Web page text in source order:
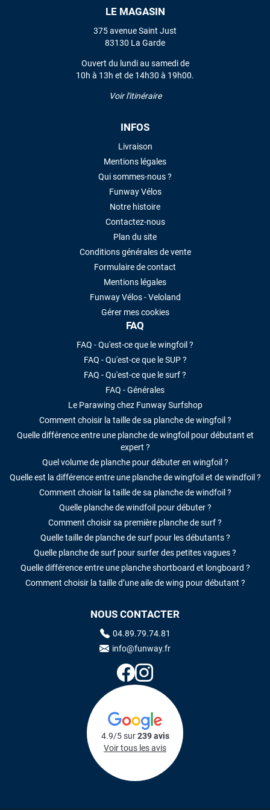
LE MAGASIN
375 avenue Saint Just
83130 La Garde
Ouvert du lundi au samedi de
10h à 13h et de 14h30 à 19h00.
Voir l'itinéraire
INFOS
Livraison
Mentions légales
Qui sommes-nous ?
Funway Vélos
Notre histoire
Contactez-nous
Plan du site
Conditions générales de vente
Formulaire de contact
Mentions légales
Funway Vélos - Veloland
Gérer mes cookies
FAQ
FAQ - Qu'est-ce que le wingfoil ?
FAQ - Qu'est-ce que le SUP ?
FAQ - Qu'est-ce que le surf ?
FAQ - Générales
Le Parawing chez Funway Surfshop
Comment choisir la taille de sa planche de wingfoil ?
Quelle différence entre une planche de wingfoil pour débutant et
expert ?
Quel volume de planche pour débuter en wingfoil ?
Quelle est la différence entre une planche de wingfoil et de windfoil ?
Comment choisir la taille de sa planche de windfoil ?
Quelle planche de windfoil pour débuter ?
Comment choisir sa première planche de surf ?
Quelle taille de planche de surf pour les débutants ?
Quelle planche de surf pour surfer des petites vagues ?
Quelle différence entre une planche shortboard et longboard ?
Comment choisir la taille d’une aile de wing pour débutant ?
NOUS CONTACTER
04.89.79.74.81
info@funway.fr
4.9/5 sur239 avis
Voir tous les avis
VOIR TOUS LES AVIS